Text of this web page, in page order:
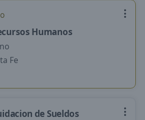
Humanos
Fe
de Sueldos